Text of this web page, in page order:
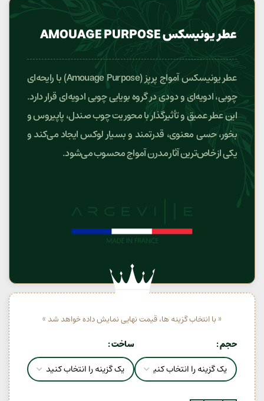
عطر یونیسکس AMOUAGE PURPOSE
عطر یونیسکس آمواج پرپز (Amouage Purpose) با رایحه‌ای
چوبی، ادویه‌ای و دودی در گروه بویایی چوبی ادویه‌ای قرار دارد.
این عطر عمیق و تأثیرگذار با محوریت چوب صندل، پاپیروس و
بخور، حسی معنوی، قدرتمند و بسیار لوکس ایجاد می‌کند و
یکی از خاص‌ترین آثار مدرن آمواج محسوب می‌شود.
« با انتخاب گزینه ها، قیمت نهایی نمایش داده خواهد شد »
حجم ساخت